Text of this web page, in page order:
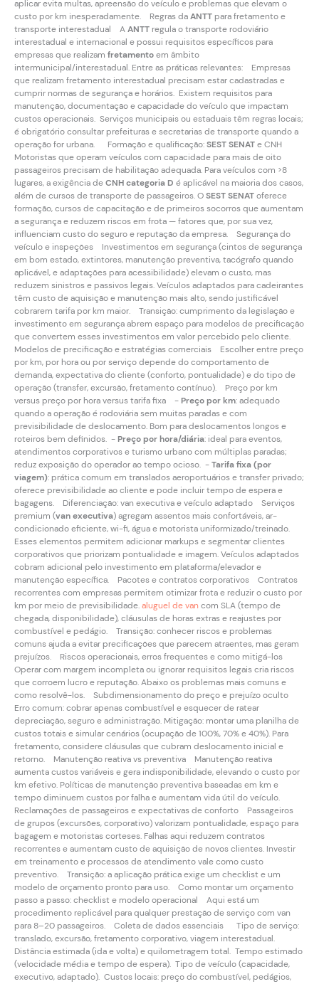
aplicar evita multas, apreensão do veículo e problemas que elevam o
custo por km inesperadamente. Regras daANTT para fretamento e
transporte interestadual AANTT regula o transporte rodoviário
interestadual e internacional e possui requisitos específicos para
empresas que realizam fretamentoem âmbito
intermunicipal/interestadual. Entre as práticas relevantes: Empresas
que realizam fretamento interestadual precisam estar cadastradas e
cumprir normas de segurança e horários. Existem requisitos para
manutenção, documentação e capacidade do veículo que impactam
custos operacionais. Serviços municipais ou estaduais têm regras locais;
é obrigatório consultar prefeituras e secretarias de transporte quando a
operação for urbana. Formação e qualificação:SEST SENATe CNH
Motoristas que operam veículos com capacidade para mais de oito
passageiros precisam de habilitação adequada. Para veículos com >8
lugares, a exigência deCNH categoria D é aplicável na maioria dos casos,
além de cursos de transporte de passageiros. OSEST SENAToferece
formação, cursos de capacitação e de primeiros socorros que aumentam
a segurança e reduzem riscos em frota — fatores que, por sua vez,
influenciam custo do seguro e reputação da empresa. Segurança do
veículo e inspeções Investimentos em segurança (cintos de segurança
em bom estado, extintores, manutenção preventiva, tacógrafo quando
aplicável, e adaptações para acessibilidade) elevam o custo, mas
reduzem sinistros e passivos legais. Veículos adaptados para cadeirantes
têm custo de aquisição e manutenção mais alto, sendo justificável
cobrarem tarifa por km maior. Transição: cumprimento da legislação e
investimento em segurança abrem espaço para modelos de precificação
que convertem esses investimentos em valor percebido pelo cliente.
Modelos de precificação e estratégias comerciais Escolher entre preço
por km, por hora ou por serviço depende do comportamento de
demanda, expectativa do cliente (conforto, pontualidade) e do tipo de
operação (transfer, excursão, fretamento contínuo). Preço por km
versus preço por hora versus tarifa fixa -Preço por km: adequado
quando a operação é rodoviária sem muitas paradas e com
previsibilidade de deslocamento. Bom para deslocamentos longos e
roteiros bem definidos. -Preço por hora/diária: ideal para eventos,
atendimentos corporativos e turismo urbano com múltiplas paradas;
reduz exposição do operador ao tempo ocioso. -Tarifa fixa (por
viagem): prática comum em translados aeroportuários e transfer privado;
oferece previsibilidade ao cliente e pode incluir tempo de espera e
bagagens. Diferenciação: van executiva e veículo adaptado Serviços
premium (van executiva) agregam assentos mais confortáveis, ar-
condicionado eficiente, wi-fi, água e motorista uniformizado/treinado.
Esses elementos permitem adicionar markups e segmentar clientes
corporativos que priorizam pontualidade e imagem. Veículos adaptados
cobram adicional pelo investimento em plataforma/elevador e
manutenção específica. Pacotes e contratos corporativos Contratos
recorrentes com empresas permitem otimizar frota e reduzir o custo por
km por meio de previsibilidade.aluguel de vancom SLA (tempo de
chegada, disponibilidade), cláusulas de horas extras e reajustes por
combustível e pedágio. Transição: conhecer riscos e problemas
comuns ajuda a evitar precificações que parecem atraentes, mas geram
prejuízos. Riscos operacionais, erros frequentes e como mitigá-los
Operar com margem incompleta ou ignorar requisitos legais cria riscos
que corroem lucro e reputação. Abaixo os problemas mais comuns e
como resolvê-los. Subdimensionamento do preço e prejuízo oculto
Erro comum: cobrar apenas combustível e esquecer de ratear
depreciação, seguro e administração. Mitigação: montar uma planilha de
custos totais e simular cenários (ocupação de 100%, 70% e 40%). Para
fretamento, considere cláusulas que cubram deslocamento inicial e
retorno. Manutenção reativa vs preventiva Manutenção reativa
aumenta custos variáveis e gera indisponibilidade, elevando o custo por
km efetivo. Políticas de manutenção preventiva baseadas em km e
tempo diminuem custos por falha e aumentam vida útil do veículo.
Reclamações de passageiros e expectativas de conforto Passageiros
de grupos (excursões, corporativo) valorizam pontualidade, espaço para
bagagem e motoristas corteses. Falhas aqui reduzem contratos
recorrentes e aumentam custo de aquisição de novos clientes. Investir
em treinamento e processos de atendimento vale como custo
preventivo. Transição: a aplicação prática exige um checklist e um
modelo de orçamento pronto para uso. Como montar um orçamento
passo a passo: checklist e modelo operacional Aqui está um
procedimento replicável para qualquer prestação de serviço com van
para 8–20 passageiros. Coleta de dados essenciais Tipo de serviço:
translado, excursão, fretamento corporativo, viagem interestadual.
Distância estimada (ida e volta) e quilometragem total. Tempo estimado
(velocidade média e tempo de espera). Tipo de veículo (capacidade,
executivo, adaptado). Custos locais: preço do combustível, pedágios,